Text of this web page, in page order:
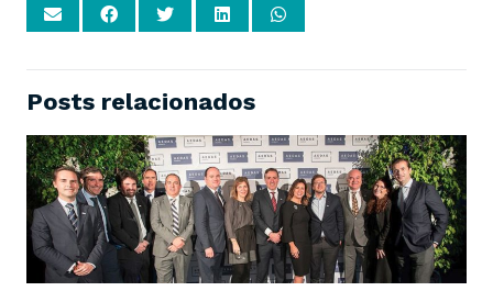
Posts relacionados